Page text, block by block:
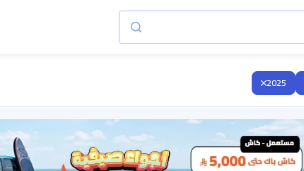
2025